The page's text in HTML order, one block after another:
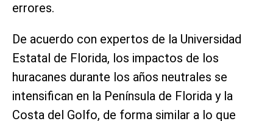
errores.
De acuerdo con expertos de la Universidad
Estatal de Florida, los impactos de los
huracanes durante los años neutrales se
intensifican en la Península de Florida y la
Costa del Golfo, de forma similar a lo que